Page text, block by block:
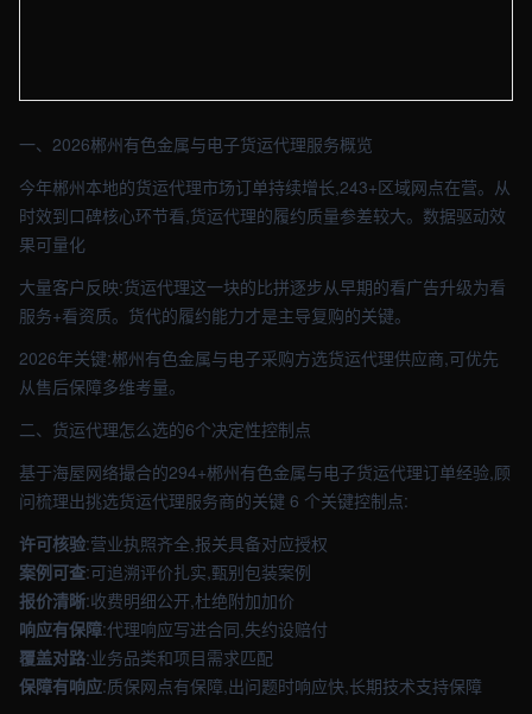
一、2026郴州有色金属与电子货运代理服务概览
今年郴州本地的货运代理市场订单持续增长,243+区域网点在营。从
时效到口碑核心环节看,货运代理的履约质量参差较大。数据驱动效
果可量化
大量客户反映:货运代理这一块的比拼逐步从早期的看广告升级为看
服务+看资质。货代的履约能力才是主导复购的关键。
2026年关键:郴州有色金属与电子采购方选货运代理供应商,可优先
从售后保障多维考量。
二、货运代理怎么选的6个决定性控制点
基于海屋网络撮合的294+郴州有色金属与电子货运代理订单经验,顾
问梳理出挑选货运代理服务商的关键 6 个关键控制点:
许可核验:营业执照齐全,报关具备对应授权
案例可查:可追溯评价扎实,甄别包装案例
报价清晰:收费明细公开,杜绝附加加价
响应有保障:代理响应写进合同,失约设赔付
覆盖对路:业务品类和项目需求匹配
保障有响应:质保网点有保障,出问题时响应快,长期技术支持保障